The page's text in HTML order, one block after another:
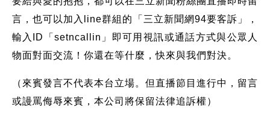
言，也可以加入line群組的「三立新聞網94要客訴」，
輸入ID「setncallin」即可用視訊或通話方式與公眾人
物面對面交流！你還在等什麼，快來與我們對決。
（來賓發言不代表本台立場。但直播節目進行中，留言
或謾罵侮辱來賓，本公司將保留法律追訴權）